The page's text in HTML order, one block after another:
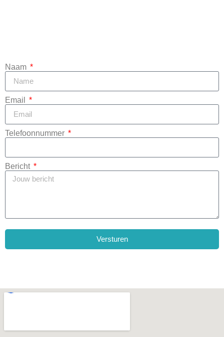
Naam
Email
Telefoonnummer
Bericht
Versturen